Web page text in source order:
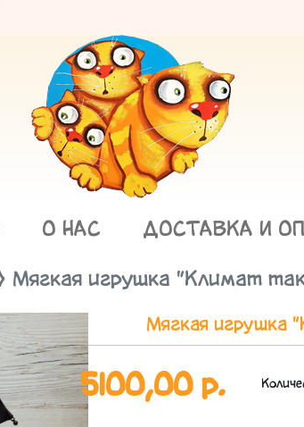
О НАС ДОСТАВКА И
Мягкая игрушка "Климат
Мягкая игрушка
5100,00 р.